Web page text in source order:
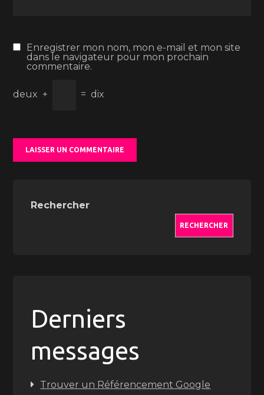
Enregistrer mon nom, mon e-mail et mon site
dans le navigateur pour mon prochain
commentaire.
deux + = dix
Rechercher
RECHERCHER
Derniers
messages
Trouver un Référencement Google